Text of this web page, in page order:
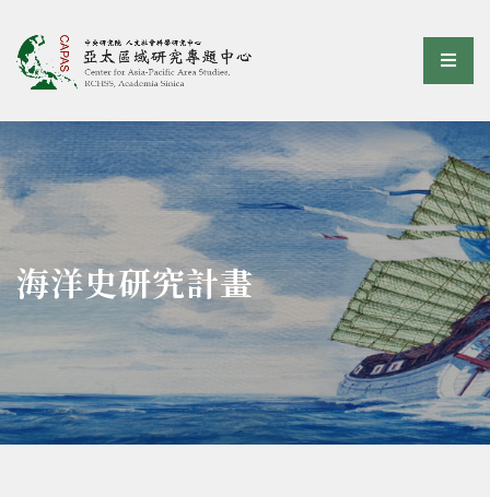
亞太區域研究專題中心選
:::
海洋史研究計畫